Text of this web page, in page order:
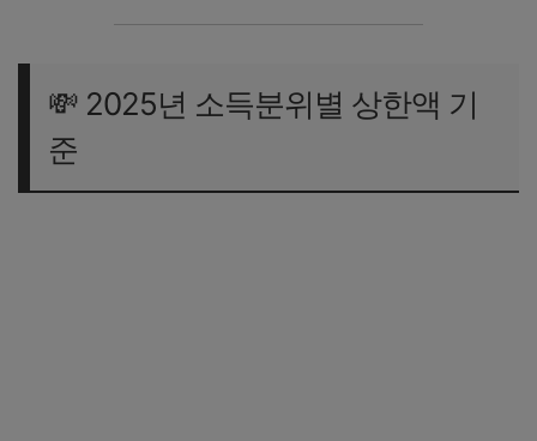
💸 2025년 소득분위별 상한액 기
준